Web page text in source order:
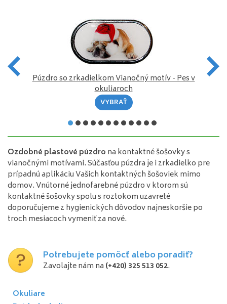
Púzdro so zrkadielkom Vianočný motív - Pes v
okuliaroch
VYBRAŤ
Ozdobné plastové púzdro na kontaktné šošovky s
vianočnými motívami. Súčasťou púzdra je i zrkadielko pre
prípadnú aplikáciu Vašich kontaktných šošoviek mimo
domov. Vnútorné jednofarebné púzdro v ktorom sú
kontaktné šošovky spolu s roztokom uzavreté
doporučujeme z hygienických dôvodov najneskoršie po
troch mesiacoch vymeniť za nové.
Potrebujete pomôcť alebo poradiť?
Zavolajte nám na (+420) 325 513 052.
Okuliare